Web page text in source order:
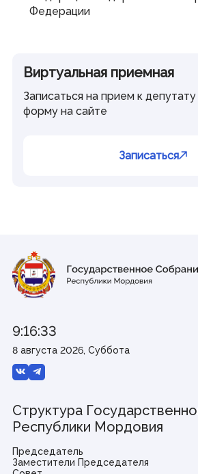
Федерации
Виртуальная приемная
Записаться на прием к
форму на сайте
Записаться
9:16:33
8 августа 2026, Суббота
Структура
Республики Мордовия
Председатель
Заместители Председателя